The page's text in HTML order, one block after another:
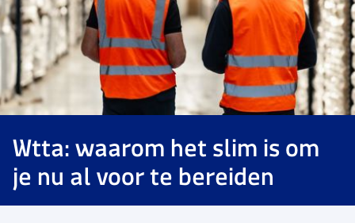
Voor werkgevers
Contact
Wtta: waarom het slim is om
je nu al voor te bereiden